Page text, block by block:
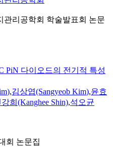
관리공학회 학술발표회 논문
PiN 다이오드의 전기적 특성
),김상엽(Sangyeob Kim),윤효
강희(Kanghee Shin),석오균
회 논문집